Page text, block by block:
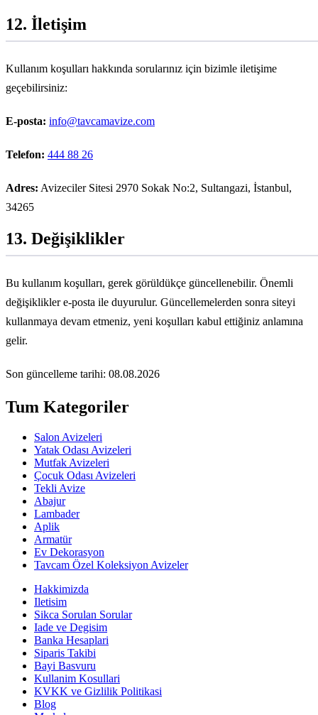
12. İletişim
Kullanım koşulları hakkında sorularınız için bizimle iletişime
geçebilirsiniz:
E-posta: info@tavcamavize.com
Telefon: 444 88 26
Adres: Avizeciler Sitesi 2970 Sokak No:2, Sultangazi, İstanbul,
34265
13. Değişiklikler
Bu kullanım koşulları, gerek görüldükçe güncellenebilir. Önemli
değişiklikler e-posta ile duyurulur. Güncellemelerden sonra siteyi
kullanmaya devam etmeniz, yeni koşulları kabul ettiğiniz anlamına
gelir.
Son güncelleme tarihi: 08.08.2026
Tum Kategoriler
Salon Avizeleri
Yatak Odası Avizeleri
Mutfak Avizeleri
Çocuk Odası Avizeleri
Tekli Avize
Abajur
Lambader
Aplik
Armatür
Ev Dekorasyon
Tavcam Özel Koleksiyon Avizeler
Hakkimizda
Iletisim
Sikca Sorulan Sorular
Iade ve Degisim
Banka Hesaplari
Siparis Takibi
Bayi Basvuru
Kullanim Kosullari
KVKK ve Gizlilik Politikasi
Blog